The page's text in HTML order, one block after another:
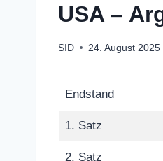
USA –
SID 24. August 2025
Endstand
1. Satz
2. Satz